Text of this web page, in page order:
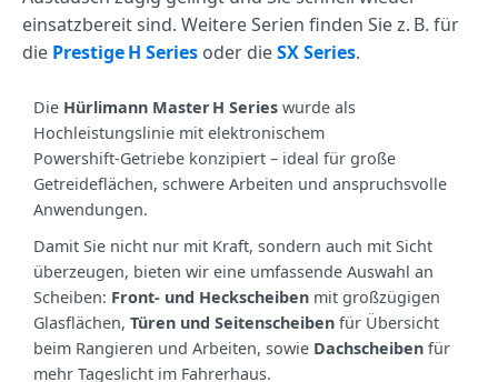
einsatzbereit sind. Weitere Serien finden Sie z. B. für
die Prestige H Series oder dieSX Series.
Die Hürlimann Master H Series wurde als
Hochleistungslinie mit elektronischem
Powershift‑Getriebe konzipiert – ideal für große
Getreideflächen, schwere Arbeiten und anspruchsvolle
Anwendungen.
Damit Sie nicht nur mit Kraft, sondern auch mit Sicht
überzeugen, bieten wir eine umfassende Auswahl an
Scheiben: Front‑ und Heckscheiben mit großzügigen
Glasflächen, Türen und Seitenscheiben für Übersicht
beim Rangieren und Arbeiten, sowie Dachscheiben für
mehr Tageslicht im Fahrerhaus.